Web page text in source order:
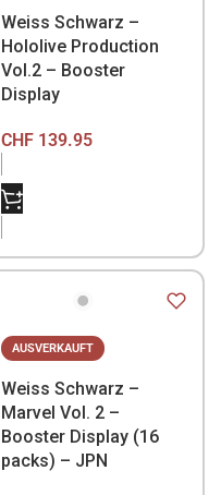
Weiss Schwarz –
Hololive Production
Vol.2 – Booster
Display
CHF139.95
AUSVERKAUFT
Weiss Schwarz –
Marvel Vol. 2 –
Booster Display (16
packs) – JPN